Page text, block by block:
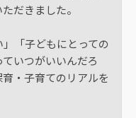
だきました。
」「子どもにとっての
いつがいいんだろ
・子育てのリアルを